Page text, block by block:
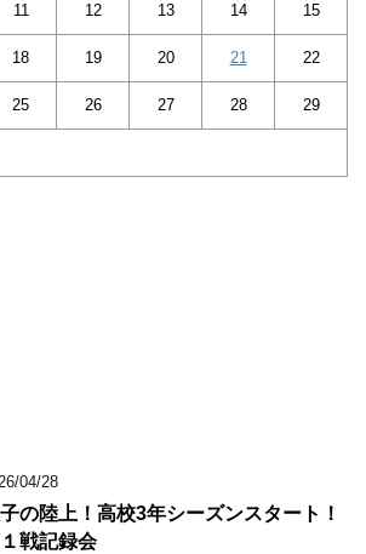
11 12 13 14 15
18 19 20 21 22
25 26 27 28 29
04/28
の陸上！高校3年シーズンスタート！
戦記録会